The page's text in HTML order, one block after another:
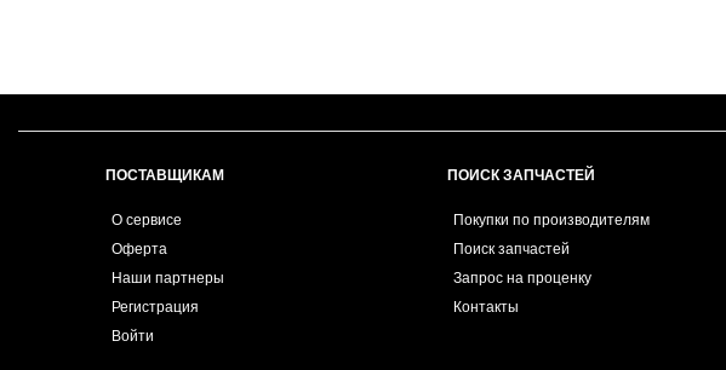
ПОСТАВЩИКАМ
О сервисе
Оферта
Наши партнеры
Регистрация
Войти
ПОИСК ЗАПЧАСТЕЙ
Покупки по производителям
Поиск запчастей
Запрос на проценку
Контакты